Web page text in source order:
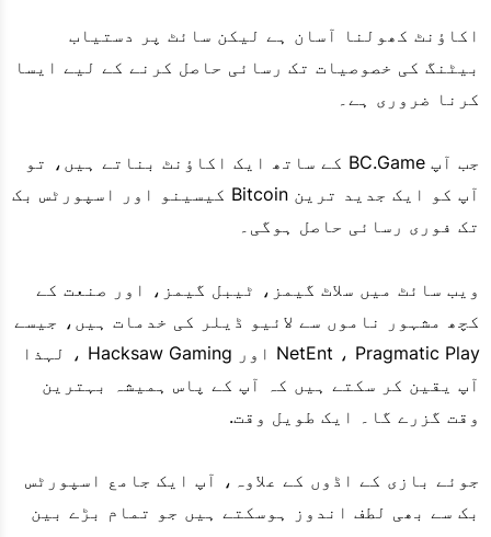
اکاؤنٹ کھولنا آسان ہے لیکن سائٹ پر دستیاب
بیٹنگ کی خصوصیات تک رسائی حاصل کرنے کے لیے ایسا
کرنا ضروری ہے۔
جب آپ BC.Game کے ساتھ ایک اکاؤنٹ بناتے ہیں، تو
آپ کو ایک جدید ترین Bitcoin کیسینو اور اسپورٹس بک
تک فوری رسائی حاصل ہوگی۔
ویب سائٹ میں سلاٹ گیمز، ٹیبل گیمز، اور صنعت کے
کچھ مشہور ناموں سے لائیو ڈیلر کی خدمات ہیں، جیسے
NetEnt ، Pragmatic Play اور Hacksaw Gaming ، لہذا
آپ یقین کر سکتے ہیں کہ آپ کے پاس ہمیشہ بہترین
وقت گزرے گا۔ ایک طویل وقت.
جوئے بازی کے اڈوں کے علاوہ، آپ ایک جامع اسپورٹس
بک سے بھی لطف اندوز ہوسکتے ہیں جو تمام بڑے بین